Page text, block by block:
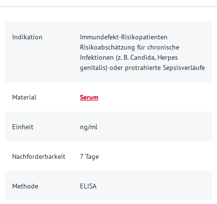
Indikation
Immundefekt-Risikopatienten
Risikoabschätzung für chronische
Infektionen (z. B. Candida, Herpes
genitalis) oder protrahierte Sepsisverläufe
Material Serum
Einheit ng/ml
Nachforderbarkeit 7 Tage
Methode ELISA